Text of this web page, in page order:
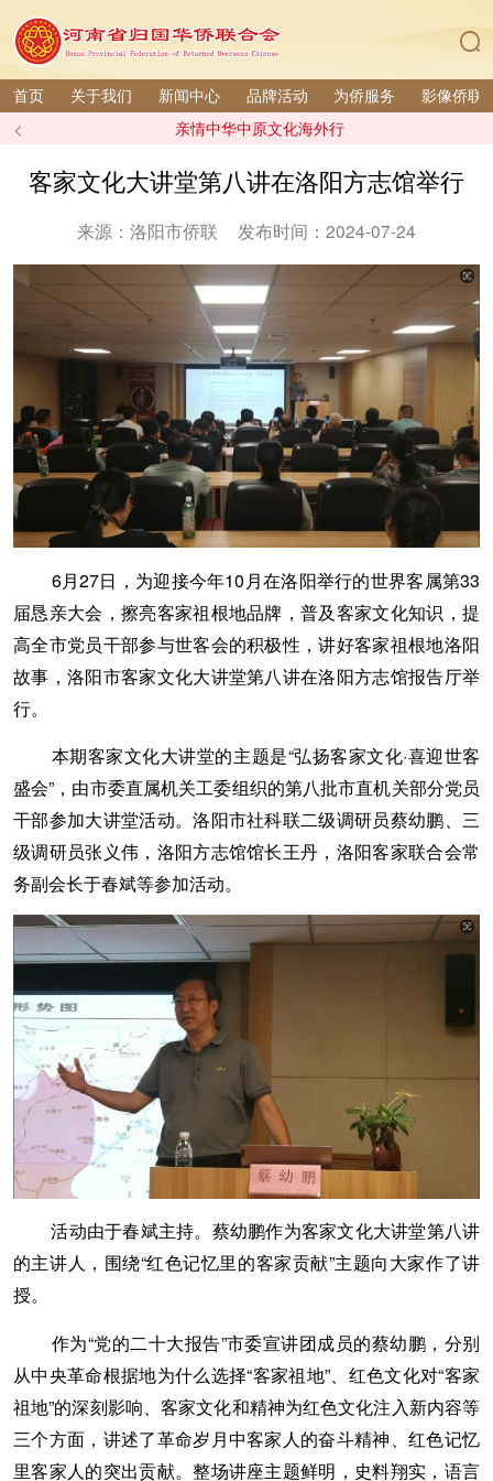
首页 关于我们 新闻中心 品牌活动 为侨服务 影像侨联
< 亲情中华中原文化海外行
客家文化大讲堂第八讲在洛阳方志馆举行
来源：洛阳市侨联 发布时间：2024-07-24
6月27日，为迎接今年10月在洛阳举行的世界客属第33
届恳亲大会，擦亮客家祖根地品牌，普及客家文化知识，提
高全市党员干部参与世客会的积极性，讲好客家祖根地洛阳
故事，洛阳市客家文化大讲堂第八讲在洛阳方志馆报告厅举
行。
本期客家文化大讲堂的主题是“弘扬客家文化·喜迎世客
盛会”，由市委直属机关工委组织的第八批市直机关部分党员
干部参加大讲堂活动。洛阳市社科联二级调研员蔡幼鹏、三
级调研员张义伟，洛阳方志馆馆长王丹，洛阳客家联合会常
务副会长于春斌等参加活动。
活动由于春斌主持。蔡幼鹏作为客家文化大讲堂第八讲
的主讲人，围绕“红色记忆里的客家贡献”主题向大家作了讲
授。
作为“党的二十大报告”市委宣讲团成员的蔡幼鹏，分别
从中央革命根据地为什么选择“客家祖地”、红色文化对“客家
祖地”的深刻影响、客家文化和精神为红色文化注入新内容等
三个方面，讲述了革命岁月中客家人的奋斗精神、红色记忆
里客家人的突出贡献。整场讲座主题鲜明，史料翔实，语言